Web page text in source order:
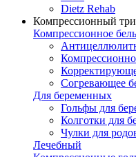
Dietz Rehab
Компрессионный
Компрессионное
Согревающее
Для беременных
Гольфы для
Колготки для
Чулки для
Лечебный